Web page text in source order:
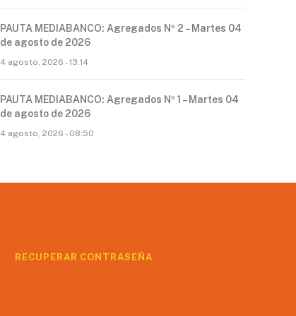
PAUTA MEDIABANCO: Agregados Nº 2 – Martes 04
de agosto de 2026
4 agosto, 2026 - 13:14
PAUTA MEDIABANCO: Agregados Nº 1 – Martes 04
de agosto de 2026
4 agosto, 2026 - 08:50
RECUPERAR CONTRASEÑA